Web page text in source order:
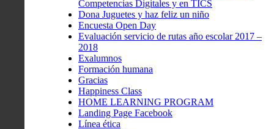
Competencias Digitales y en TICS
Dona Juguetes y haz feliz un niño
Encuesta Open Day
Evaluación servicio de rutas año escolar 2017 –
2018
Exalumnos
Formación humana
Gracias
Happiness Class
HOME LEARNING PROGRAM
Landing Page Facebook
Línea ética